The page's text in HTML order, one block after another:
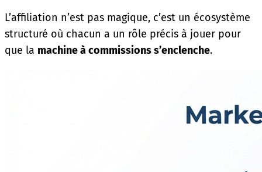
L’affiliation n’est pas magique, c’est un écosystème
structuré où chacun a un rôle précis à jouer pour
que la machine à commissions s’enclenche.